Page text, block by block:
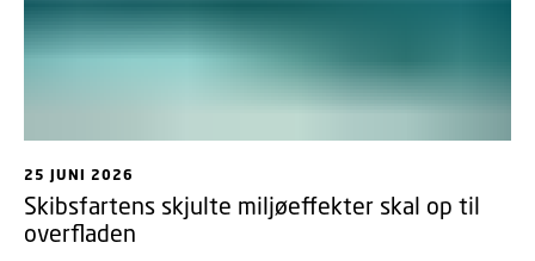
25 JUNI 2026
Skibsfartens skjulte miljøeffekter skal op til
overfladen